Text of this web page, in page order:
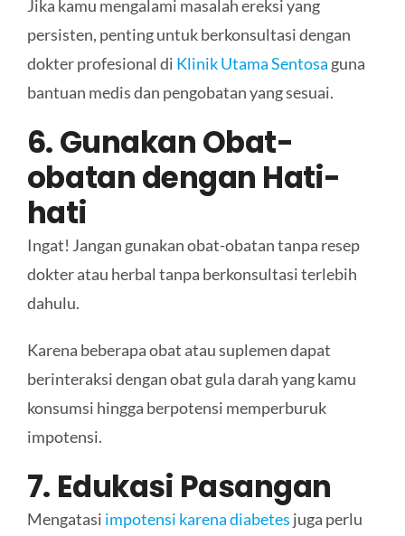
Jika kamu mengalami masalah ereksi yang
persisten, penting untuk berkonsultasi dengan
dokter profesional di Klinik Utama Sentosa guna
bantuan medis dan pengobatan yang sesuai.
6. Gunakan Obat-
obatan dengan Hati-
hati
Ingat! Jangan gunakan obat-obatan tanpa resep
dokter atau herbal tanpa berkonsultasi terlebih
dahulu.
Karena beberapa obat atau suplemen dapat
berinteraksi dengan obat gula darah yang kamu
konsumsi hingga berpotensi memperburuk
impotensi.
7. Edukasi Pasangan
Mengatasi impotensi karena diabetes juga perlu